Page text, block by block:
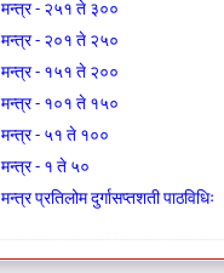
मन्त्र - २५१ ते ३००
मन्त्र - २०१ ते २५०
मन्त्र - १५१ ते २००
मन्त्र - १०१ ते १५०
मन्त्र - ५१ ते १००
मन्त्र - १ ते ५०
मन्त्र प्रतिलोम दुर्गासप्तशती पाठविधिः